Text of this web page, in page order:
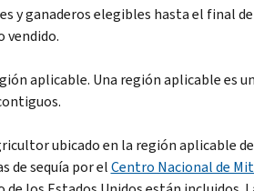
y ganaderos elegibles hasta el final
vendido.
aplicable. Una región aplicable es
ubicado en la región aplicable
de sequía por elCentro Nacional de